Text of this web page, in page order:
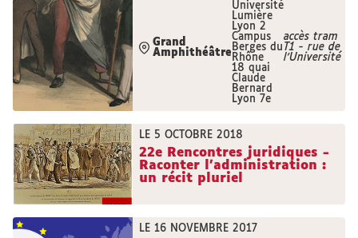
Grand
Amphithéâtre
Université
Lumière
Lyon 2
Campus
Berges du
Rhône
18 quai
Claude
Bernard
Lyon 7e
accès tram
T1 - rue de
l'Université
LE 5 OCTOBRE 2018
22e Rencontres juridiques -
Raconter l'administration :
un récit pluriel
LE 16 NOVEMBRE 2017